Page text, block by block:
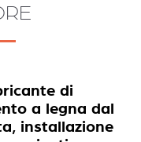
di
a legna dal
installazione